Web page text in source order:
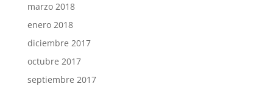
marzo 2018
enero 2018
diciembre 2017
octubre 2017
septiembre 2017